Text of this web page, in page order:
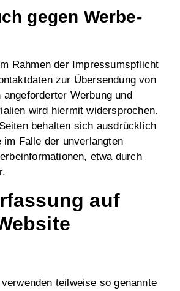
gegen Werbe-
Rahmen der Impressumspflicht
zur Übersendung von
Werbung und
wird hiermit widersprochen.
behalten sich ausdrücklich
Falle der unverlangten
etwa durch
auf
teilweise so genannte